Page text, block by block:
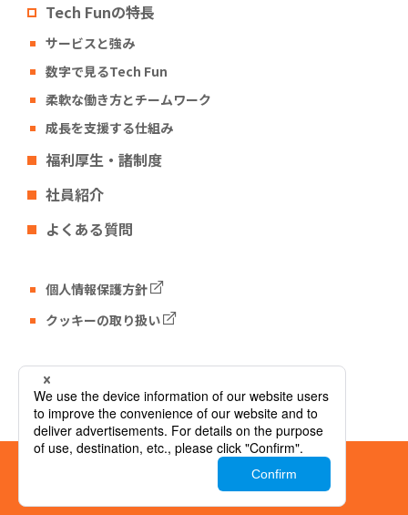
Tech Funの特長
サービスと強み
数字で見るTech Fun
柔軟な働き方とチームワーク
成長を支援する仕組み
福利厚生・諸制度
社員紹介
よくある質問
個人情報保護方針
クッキーの取り扱い
Tech Fun コーポレートサイト
© Tech Fun Corporation